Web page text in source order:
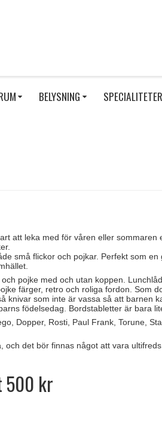
BELYSNING SPECIALITETER
att leka med för våren eller
små flickor och pojkar. Perfekt som
pojke med och utan koppen.
färger, retro och roliga fordon. Som
knivar som inte är vassa så att barnen
födelsedag. Bordstabletter är bara
Dopper, Rosti, Paul Frank, Torune,
och det bör finnas något att vara
500 kr